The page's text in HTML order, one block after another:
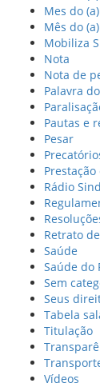
Mes do
Mês do
Mobiliza
Nota
Nota de
Palavra
Pautas e
Pesar
Rádio
Retrato
Saúde
Saúde do
Sem
Seus
Tabela
Titulação
Vídeos